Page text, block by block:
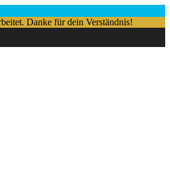
Danke für dein Verständnis!